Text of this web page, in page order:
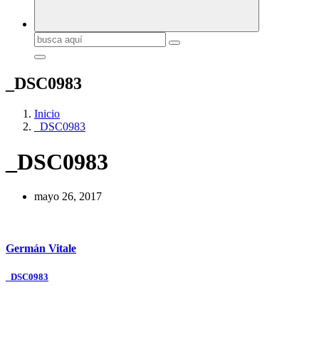
Buscar:
_DSC0983
Inicio
_DSC0983
_DSC0983
mayo 26, 2017
Germán Vitale
Navegación
_DSC0983